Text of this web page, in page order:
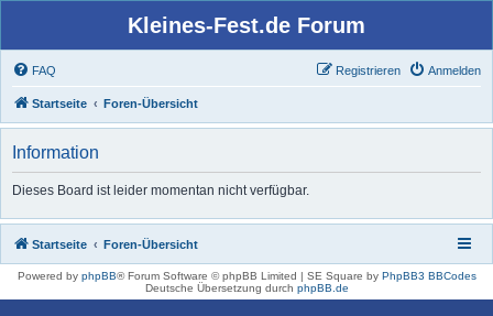
Kleines-Fest.de Forum
FAQ Anmelden
Registrieren
Startseite Foren-Übersicht
Information
Dieses Board ist leider momentan nicht verfügbar.
Startseite Foren-Übersicht
Powered by phpBB® Forum Software © phpBB Limited | SE Square by PhpBB3 BBCodes
Deutsche Übersetzung durch phpBB.de